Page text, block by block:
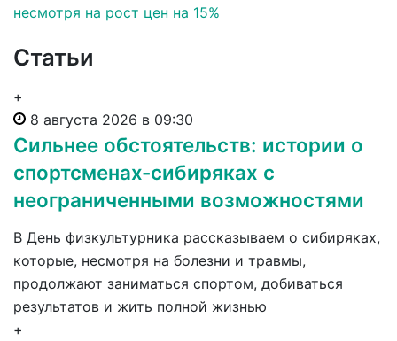
несмотря на рост цен на 15%
Статьи
+
8 августа 2026 в 09:30
Сильнее обстоятельств: истории о
спортсменах-сибиряках с
неограниченными возможностями
В День физкультурника рассказываем о сибиряках,
которые, несмотря на болезни и травмы,
продолжают заниматься спортом, добиваться
результатов и жить полной жизнью
+